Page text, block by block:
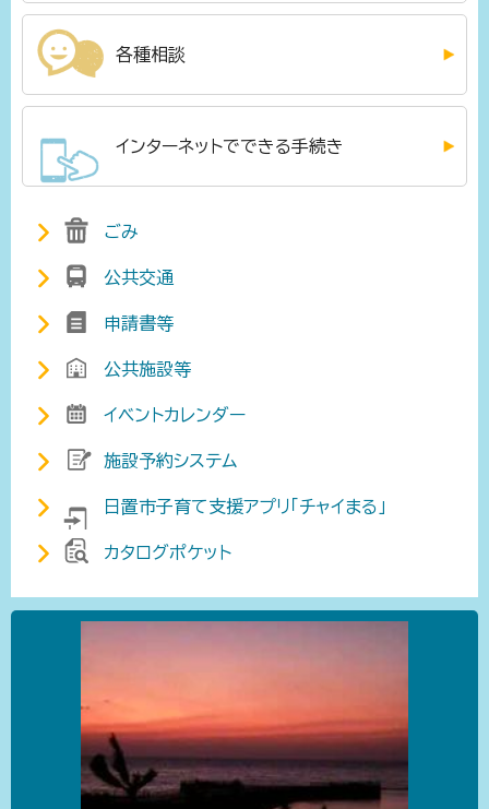
各種相談
インターネットでできる手続き
ごみ
公共交通
申請書等
公共施設等
イベントカレンダー
施設予約システム
日置市子育て支援アプリ「チャイまる」
カタログポケット